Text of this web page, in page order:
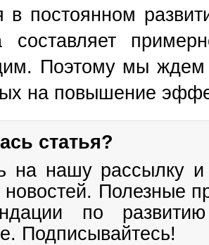
в постоянном
составляет
Поэтому мы ждем
на повышение
статья?
на нашу рассылку и
Полезные
по
Подписывайтесь!